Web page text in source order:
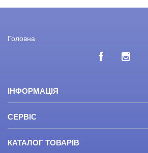
Головна
ІНФОРМАЦІЯ
СЕРВІС
КАТАЛОГ ТОВАРІВ